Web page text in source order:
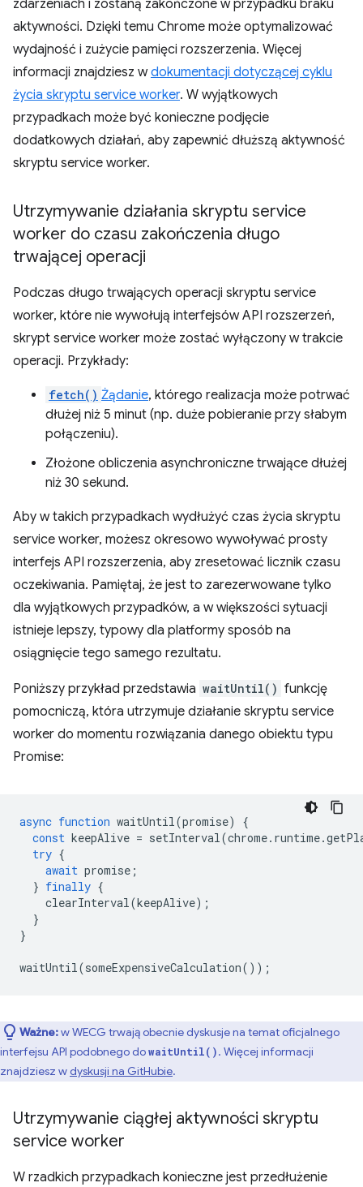
zdarzeniach i zostaną zakończone w przypadku braku
aktywności. Dzięki temu Chrome może optymalizować
wydajność i zużycie pamięci rozszerzenia. Więcej
informacji znajdziesz wdokumentacji dotyczącej cyklu
życia skryptu service worker. W wyjątkowych
przypadkach może być konieczne podjęcie
dodatkowych działań, aby zapewnić dłuższą aktywność
skryptu service worker.
Utrzymywanie działania skryptu service
worker do czasu zakończenia długo
trwającej operacji
Podczas długo trwających operacji skryptu service
worker, które nie wywołują interfejsów API rozszerzeń,
skrypt service worker może zostać wyłączony w trakcie
operacji. Przykłady:
fetch() Żądanie, którego realizacja może potrwać
dłużej niż 5 minut (np. duże pobieranie przy słabym
połączeniu).
Złożone obliczenia asynchroniczne trwające dłużej
niż 30 sekund.
Aby w takich przypadkach wydłużyć czas życia skryptu
service worker, możesz okresowo wywoływać prosty
interfejs API rozszerzenia, aby zresetować licznik czasu
oczekiwania. Pamiętaj, że jest to zarezerwowane tylko
dla wyjątkowych przypadków, a w większości sytuacji
istnieje lepszy, typowy dla platformy sposób na
osiągnięcie tego samego rezultatu.
Poniższy przykład przedstawia waitUntil() funkcję
pomocniczą, która utrzymuje działanie skryptu service
worker do momentu rozwiązania danego obiektu typu
Promise:
async function waitUntil(promise)
{
const keepAlive = setInterval(chrome. runtime.
try {
await promise ;
} finally {
clearInterval(keepAlive);
}
}
waitUntil(someExpensiveCalculation());
Ważne:w WECG trwają obecnie dyskusje na temat oficjalnego
interfejsu API podobnego dowaitUntil(). Więcej informacji
znajdziesz wdyskusji na GitHubie.
Utrzymywanie ciągłej aktywności skryptu
service worker
W rzadkich przypadkach konieczne jest przedłużenie